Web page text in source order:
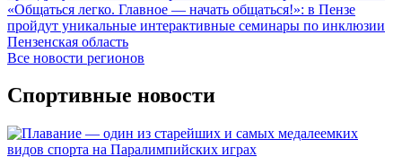
«Общаться легко. Главное — начать общаться!»: в Пензе
пройдут уникальные интерактивные семинары по инклюзии
Пензенская область
Все новости регионов
Спортивные новости